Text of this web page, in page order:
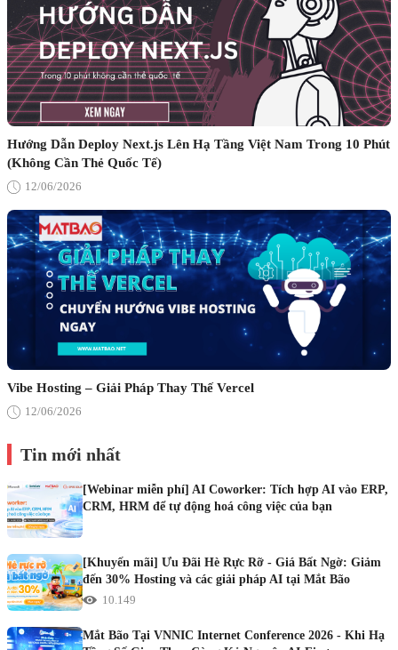
Hướng Dẫn Deploy Next.js Lên Hạ Tầng Việt Nam Trong 10 Phút
(Không Cần Thẻ Quốc Tế)
12/06/2026
Vibe Hosting – Giải Pháp Thay Thế Vercel
12/06/2026
Tin mới nhất
[Webinar miễn phí] AI Coworker: Tích hợp AI vào ERP,
CRM, HRM để tự động hoá công việc của bạn
[Khuyến mãi] Ưu Đãi Hè Rực Rỡ - Giá Bất Ngờ: Giảm
đến 30% Hosting và các giải pháp AI tại Mắt Bão
10.149
Mắt Bão Tại VNNIC Internet Conference 2026 - Khi Hạ